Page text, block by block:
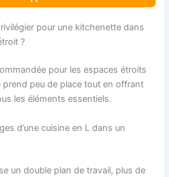
pour une kitchenette dans
?
pour les espaces étroits
prend peu de place tout en offrant
les éléments essentiels.
d’une cuisine en L dans un
un double plan de travail, plus de